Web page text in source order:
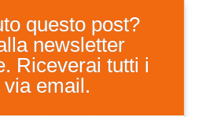
questo post?
newsletter
Riceverai tutti i
via email.